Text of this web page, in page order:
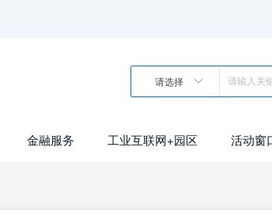
请选择 
金融服务 工业互联网+园区 活动窗